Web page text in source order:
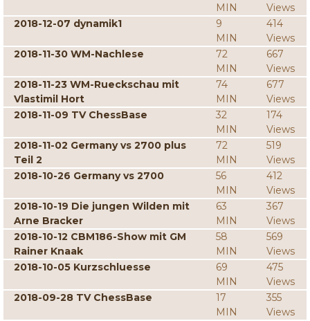
MIN
Views
2018-12-07 dynamik1
9
MIN
414
Views
2018-11-30 WM-Nachlese
72
MIN
667
Views
2018-11-23 WM-Rueckschau mit
Vlastimil Hort
74
MIN
677
Views
2018-11-09 TV ChessBase
32
MIN
174
Views
2018-11-02 Germany vs 2700 plus
Teil 2
72
MIN
519
Views
2018-10-26 Germany vs 2700
56
MIN
412
Views
2018-10-19 Die jungen Wilden mit
Arne Bracker
63
MIN
367
Views
2018-10-12 CBM186-Show mit GM
Rainer Knaak
58
MIN
569
Views
2018-10-05 Kurzschluesse
69
MIN
475
Views
2018-09-28 TV ChessBase
17
MIN
355
Views